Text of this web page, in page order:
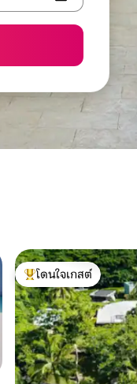
โดนใจเกสต์ที่สุด
โดนใจเกสต์